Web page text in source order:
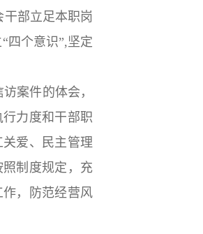
干部立足本职岗
“四个意识”,坚定
案件的体会，
力度和干部职
爱、民主管理
制度规定，充
，防范经营风